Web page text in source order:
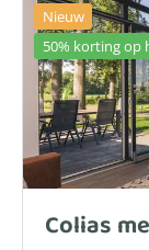
Nieuw
50% korting op
Colias